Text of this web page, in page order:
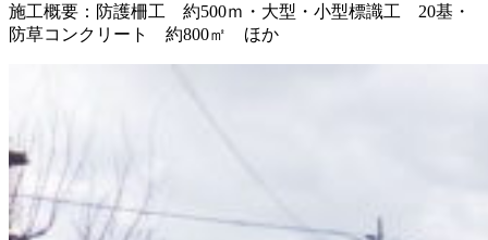
施工概要：防護柵工 約500ｍ・大型・小型標識工 20基・
防草コンクリート 約800㎡ ほか